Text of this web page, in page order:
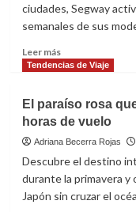
Miles
&
ciudades, Segway
semanales de sus
Leer másLeer
más
micromovilidad
premium
se
el
país
Tendencias de Viaje
El paraíso rosa
horas de vuelo
Adriana Becerra Rojas
Descubre el destino
durante la primavera y
Japón sin cruzar el